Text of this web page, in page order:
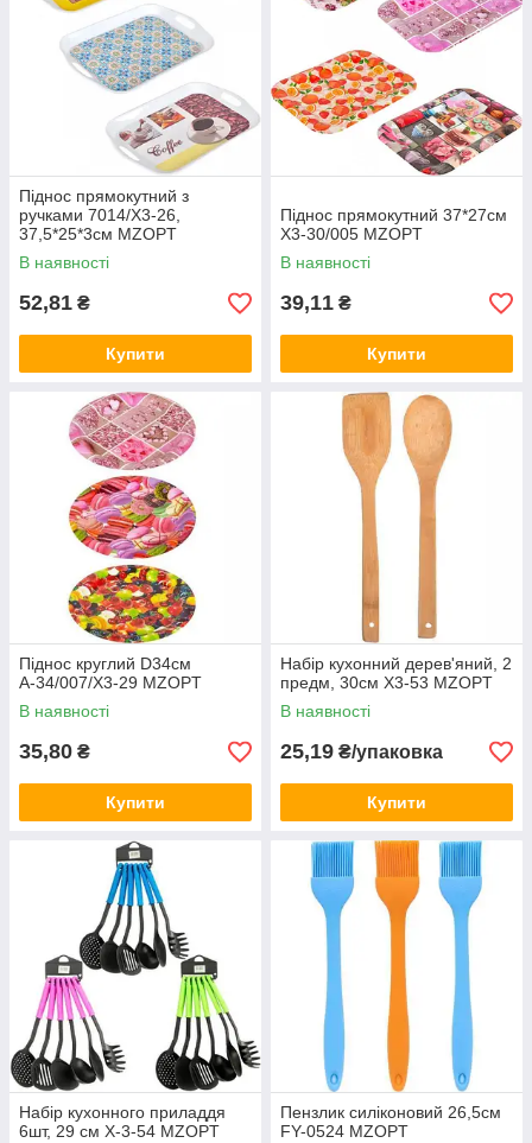
Піднос прямокутний з
ручками 7014/X3-26,
37,5*25*3см MZOPT
В наявності
52,81 ₴
Купити
Піднос прямокутний 37*27см
Х3-30/005 MZOPT
В наявності
39,11 ₴
Купити
Піднос круглий D34см
А-34/007/Х3-29 MZOPT
В наявності
35,80 ₴
Купити
Набір кухонний дерев'яний, 2
предм, 30см Х3-53 MZOPT
В наявності
25,19 ₴/упаковка
Купити
Набір кухонного приладдя
6шт, 29 см X-3-54 MZOPT
Пензлик силіконовий 26,5см
FY-0524 MZOPT